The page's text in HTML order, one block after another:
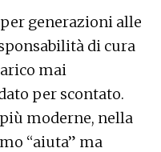
generazioni alle
di cura
mai
per scontato.
moderne, nella
“aiuta” ma